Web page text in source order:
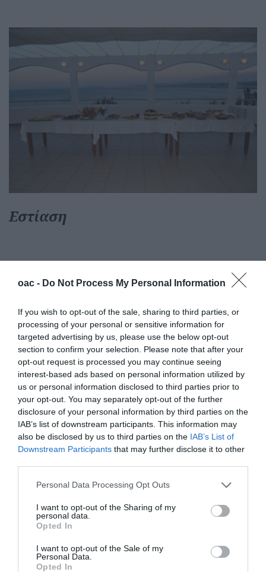
oac - Do Not Process My Personal Information
If you wish to opt-out of the sale, sharing to third parties, or
processing of your personal or sensitive information for
targeted advertising by us, please use the below opt-out
section to confirm your selection. Please note that after your
opt-out request is processed you may continue seeing
interest-based ads based on personal information utilized by
us or personal information disclosed to third parties prior to
your opt-out. You may separately opt-out of the further
disclosure of your personal information by third parties on the
IAB’s list of downstream participants. This information may
also be disclosed by us to third parties on the IAB’s List of
Downstream Participants that may further disclose it to other
Personal Data Processing Opt Outs
I want to opt-out of the Sharing of my
personal data.
Opted In
I want to opt-out of the Sale of my
Personal Data.
Opted In
Εστίαση
Ενημερωτικά Δελτία
ΜΕΓΑΣ ΕΣΠΕΡΙΝΟΣ ΕΟΡΤΗΣ ΤΗΣ
ΜΕΤΑΜΟΡΦΩΣΕΩΣ ΣΤΟ
ΕΥΡΩΜΕΣΟΓΕΙΑΚΟ ΚΕΝΤΡΟ
ΝΕΟΤΗΤΑΣ (ΝΩΠΗΓΕΙΑ)
Παρασκευή, 31 Ιουλίου 2026
Συναυλία Χορωδίας Παραδοσιακής
Κυριακή, 5 Ιουλίου 2026
Θρησκευτικών Μνημείων και Τόπων
Δευτέρα, 22 Ιουνίου 2026